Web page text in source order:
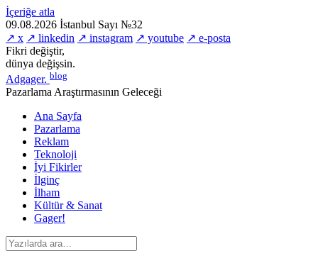
İçeriğe atla
09.08.2026 İstanbul Sayı №32
↗ x ↗ linkedin ↗ instagram ↗ youtube ↗ e-posta
Fikri değiştir,
dünya değişsin.
Adgager. blog
Pazarlama Araştırmasının Geleceği
Ana Sayfa
Pazarlama
Reklam
Teknoloji
İyi Fikirler
İlginç
İlham
Kültür & Sanat
Gager!